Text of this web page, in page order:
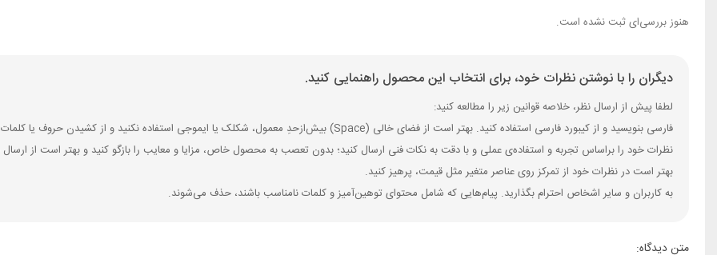
هنوز بررسی‌ای ثبت نشده است.
دیگران را با نوشتن نظرات خود، برای انتخاب این محصول راهنمایی کنید.
لطفا پیش از ارسال نظر، خلاصه قوانین زیر را مطالعه کنید:
فارسی بنویسید و از کیبورد فارسی استفاده کنید. بهتر است از فضای خالی (Space) بیش‌از‌حدِ معمول، شکلک یا ایموجی استفاده نکنید و از کشیدن حروف یا کلمات با صفحه‌کلید بپرهیزید.
نظرات خود را براساس تجربه و استفاده‌ی عملی و با دقت به نکات فنی ارسال کنید؛ بدون تعصب به محصول خاص، مزایا و معایب را بازگو کنید و بهتر است از
بهتر است در نظرات خود از تمرکز روی عناصر متغیر مثل قیمت، پرهیز کنید.
به کاربران و سایر اشخاص احترام بگذارید. پیام‌هایی که شامل محتوای توهین‌آمیز و کلمات نامناسب باشند، حذف می‌شوند.
متن دیدگاه: